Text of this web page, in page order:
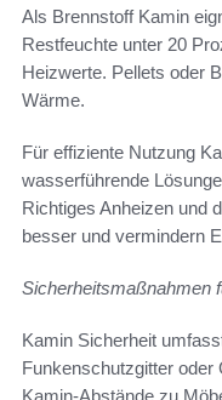
Als Brennstoff Kamin
Restfeuchte unter 20
Heizwerte. Pellets oder
Wärme.
Für effiziente Nutzung
wasserführende
Richtiges Anheizen und
besser und vermindern
Sicherheitsmaßnahmen
Kamin Sicherheit
Funkenschutzgitter oder
Kamin-Abstände zu